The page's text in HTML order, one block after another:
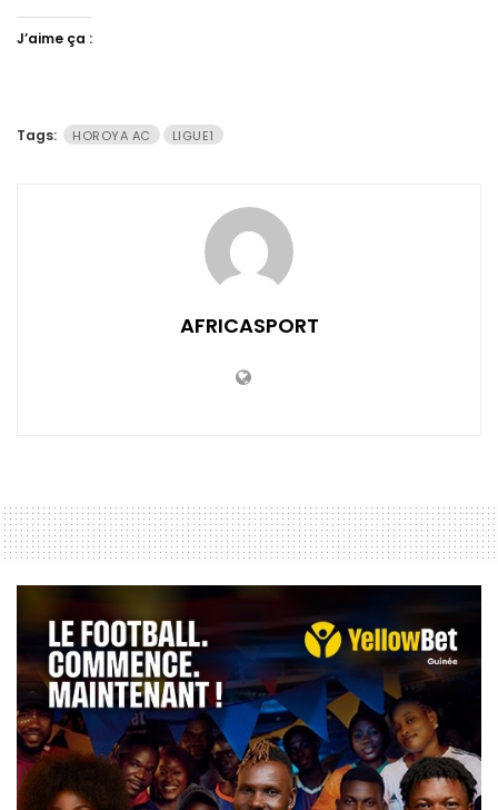
J’aime ça :
Tags: HOROYA AC LIGUE1
AFRICASPORT